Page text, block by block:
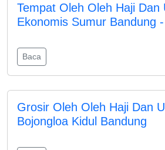
Tempat Oleh Oleh Haji Dan
Ekonomis Sumur Bandung
Baca
Grosir Oleh Oleh Haji Dan
Bojongloa Kidul Bandung